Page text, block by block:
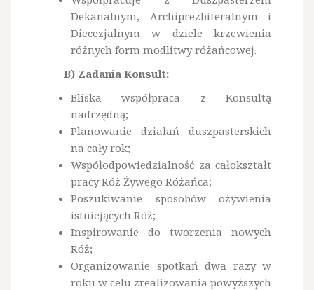
Dekanalnym, Archiprezbiteralnym i
Diecezjalnym w dziele krzewienia
różnych form modlitwy różańcowej.
B) Zadania Konsult:
Bliska współpraca z Konsultą
nadrzędną;
Planowanie działań duszpasterskich
na cały rok;
Współodpowiedzialność za całokształt
pracy Róż Żywego Różańca;
Poszukiwanie sposobów ożywienia
istniejących Róż;
Inspirowanie do tworzenia nowych
Róż;
Organizowanie spotkań dwa razy w
roku w celu zrealizowania powyższych